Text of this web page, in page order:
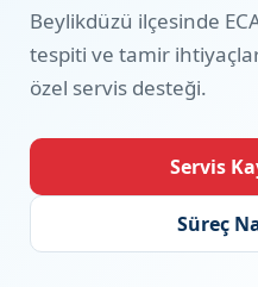
Beylikdüzü ilçesinde
tespiti ve tamir
özel servis desteği.
Servis
Süreç